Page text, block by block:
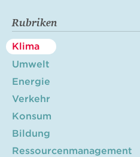
Rubriken
Klima
Umwelt
Energie
Verkehr
Konsum
Bildung
Ressourcenmanagement